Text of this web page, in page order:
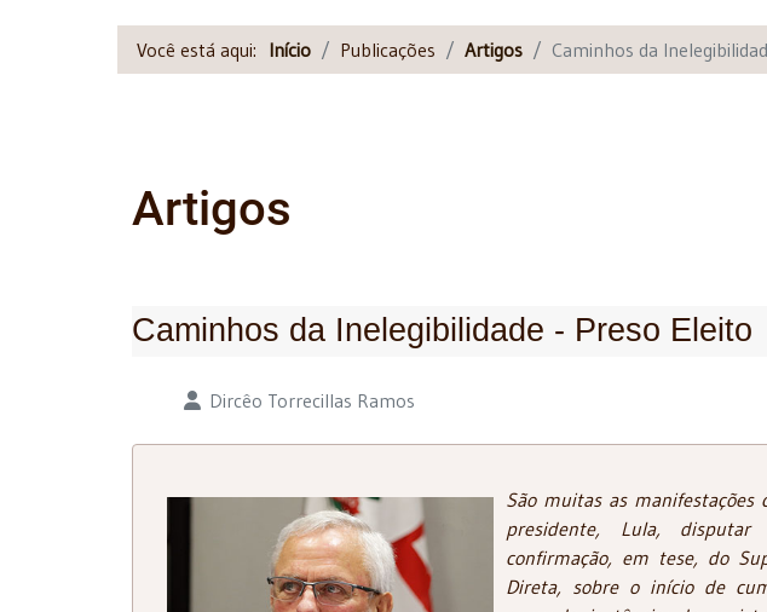
Você está aqui: Início Publicações Artigos Caminhos da
Artigos
Caminhos da Inelegibilidade - Preso Eleito
Detalhes Dircêo Torrecillas Ramos
São muitas as manifestações
presidente, Lula,
confirmação, em tese, do
Direta, sobre o início de